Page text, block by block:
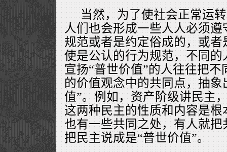
当然，为了使社会正常运
人们也会形成一些人人必须
规范或者是约定俗成的，或
使是公认的行为规范，不同
宣扬“普世价值”的人往往把
的价值观念中的共同点，抽
值”。例如，资产阶级讲民主
这两种民主的性质和内容是
也有一些共同之处，有人就
把民主说成是“普世价值”。